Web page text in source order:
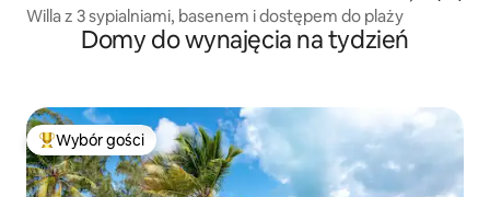
Willa z 3 sypialniami, basenem i dostępem do plaży
Domy do wynajęcia na tydzień
Najpopularniejsze z kategorii Wybór gości
Wybór gości